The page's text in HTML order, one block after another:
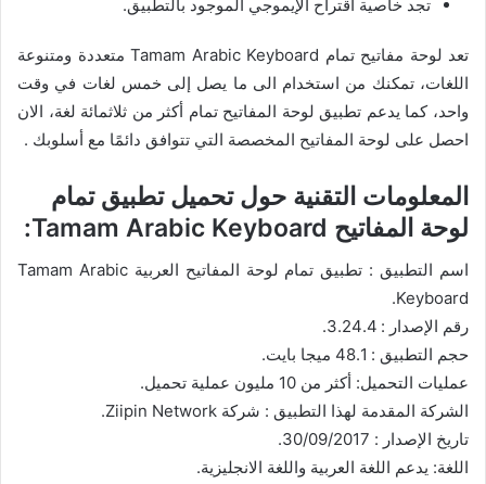
تجد خاصية اقتراح الإيموجي الموجود بالتطبيق.
تعد لوحة مفاتيح تمام Tamam Arabic Keyboard متعددة ومتنوعة
اللغات، تمكنك من استخدام الى ما يصل إلى خمس لغات في وقت
واحد، كما يدعم تطبيق لوحة المفاتيح تمام أكثر من ثلاثمائة لغة، الان
احصل على لوحة المفاتيح المخصصة التي تتوافق دائمًا مع أسلوبك .
المعلومات التقنية حول تحميل تطبيق تمام
لوحة المفاتيح Tamam Arabic Keyboard:
اسم التطبيق : تطبيق تمام لوحة المفاتيح العربية Tamam Arabic
Keyboard.
رقم الإصدار : 3.24.4.
حجم التطبيق : 48.1 ميجا بايت.
عمليات التحميل: أكثر من 10 مليون عملية تحميل.
الشركة المقدمة لهذا التطبيق : شركة Ziipin Network.
تاريخ الإصدار : 30/09/2017.
اللغة: يدعم اللغة العربية واللغة الانجليزية.